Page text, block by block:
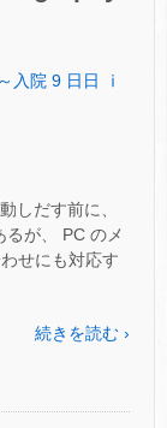
入院 9 日日 ⅰ
しだす前に、
が、 PC のメ
せにも対応す
続きを読む ›